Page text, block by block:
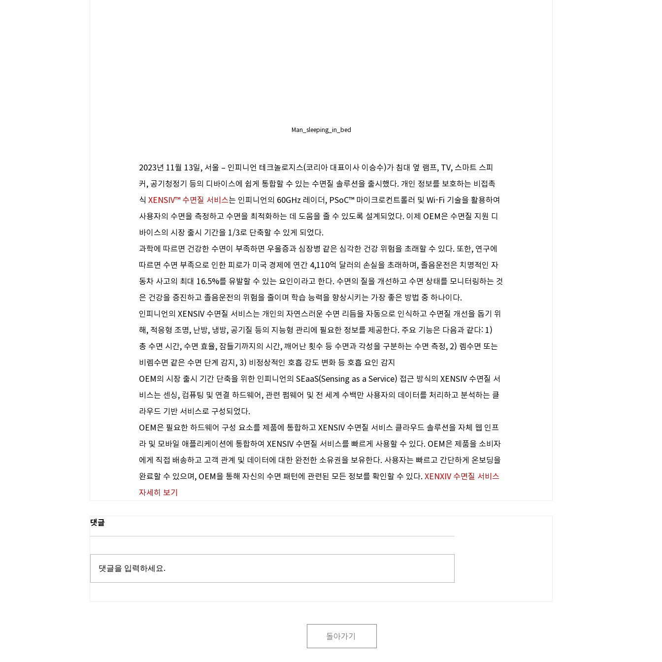
Man_sleeping_in_bed
2023년 11월 13일, 서울 – 인피니언 테크놀로지스(코리아 대표이사 이승수)가 침대 옆 램프, TV, 스마트 스피
커, 공기청정기 등의 디바이스에 쉽게 통합할 수 있는 수면질 솔루션을 출시했다. 개인 정보를 보호하는 비접촉
식 XENSIV™ 수면질 서비스는 인피니언의 60GHz 레이더, PSoC™ 마이크로컨트롤러 및 Wi-Fi 기술을 활용하여
사용자의 수면을 측정하고 수면을 최적화하는 데 도움을 줄 수 있도록 설계되었다. 이제 OEM은 수면질 지원 디
바이스의 시장 출시 기간을 1/3로 단축할 수 있게 되었다.
과학에 따르면 건강한 수면이 부족하면 우울증과 심장병 같은 심각한 건강 위험을 초래할 수 있다. 또한, 연구에
따르면 수면 부족으로 인한 피로가 미국 경제에 연간 4,110억 달러의 손실을 초래하며, 졸음운전은 치명적인 자
동차 사고의 최대 16.5%를 유발할 수 있는 요인이라고 한다. 수면의 질을 개선하고 수면 상태를 모니터링하는 것
은 건강을 증진하고 졸음운전의 위험을 줄이며 학습 능력을 향상시키는 가장 좋은 방법 중 하나이다.
인피니언의 XENSIV 수면질 서비스는 개인의 자연스러운 수면 리듬을 자동으로 인식하고 수면질 개선을 돕기 위
해, 적응형 조명, 난방, 냉방, 공기질 등의 지능형 관리에 필요한 정보를 제공한다. 주요 기능은 다음과 같다: 1)
총 수면 시간, 수면 효율, 잠들기까지의 시간, 깨어난 횟수 등 수면과 각성을 구분하는 수면 측정, 2) 렘수면 또는
비렘수면 같은 수면 단계 감지, 3) 비정상적인 호흡 강도 변화 등 호흡 요인 감지
OEM의 시장 출시 기간 단축을 위한 인피니언의 SEaaS(Sensing as a Service) 접근 방식의 XENSIV 수면질 서
비스는 센싱, 컴퓨팅 및 연결 하드웨어, 관련 펌웨어 및 전 세계 수백만 사용자의 데이터를 처리하고 분석하는 클
라우드 기반 서비스로 구성되었다.
OEM은 필요한 하드웨어 구성 요소를 제품에 통합하고 XENSIV 수면질 서비스 클라우드 솔루션을 자체 웹 인프
라 및 모바일 애플리케이션에 통합하여 XENSIV 수면질 서비스를 빠르게 사용할 수 있다. OEM은 제품을 소비자
에게 직접 배송하고 고객 관계 및 데이터에 대한 완전한 소유권을 보유한다. 사용자는 빠르고 간단하게 온보딩을
완료할 수 있으며, OEM을 통해 자신의 수면 패턴에 관련된 모든 정보를 확인할 수 있다. XENXIV 수면질 서비스
자세히 보기
댓글
댓글을 입력하세요.
돌아가기